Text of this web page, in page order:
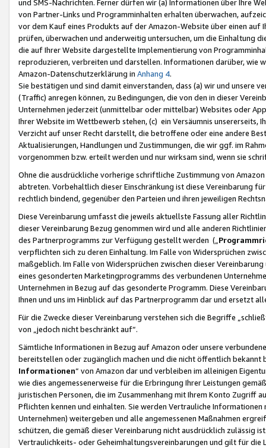
und SMS-Nachrichten. Ferner dürfen wir (a) Informationen über Ihre
von Partner-Links und Programminhalten erhalten überwachen,
vor dem Kauf eines Produkts auf der Amazon-Website über einen
prüfen, überwachen und anderweitig untersuchen, um die Einhaltung
die auf Ihrer Website dargestellte Implementierung von
reproduzieren, verbreiten und darstellen. Informationen darüber, wie
Amazon-Datenschutzerklärung in Anhang 4.
Sie bestätigen und sind damit einverstanden, dass (a) wir und
(Traffic) anregen können, zu Bedingungen, die von den in dieser
Unternehmen jederzeit (unmittelbar oder mittelbar) Websites oder
Ihrer Website im Wettbewerb stehen, (c) ein Versäumnis unsererseits,
Verzicht auf unser Recht darstellt, die betroffene oder eine andere
Aktualisierungen, Handlungen und Zustimmungen, die wir ggf. im
vorgenommen bzw. erteilt werden und nur wirksam sind, wenn sie
Ohne die ausdrückliche vorherige schriftliche Zustimmung von
abtreten. Vorbehaltlich dieser Einschränkung ist diese Vereinbarung
rechtlich bindend, gegenüber den Parteien und ihren jeweiligen
Diese Vereinbarung umfasst die jeweils aktuellste Fassung aller
dieser Vereinbarung Bezug genommen wird und alle anderen
des Partnerprogramms zur Verfügung gestellt werden („
verpflichten sich zu deren Einhaltung. Im Falle von Widersprüchen
maßgeblich. Im Falle von Widersprüchen zwischen dieser
eines gesonderten Marketingprogramms des verbundenen
Unternehmen in Bezug auf das gesonderte Programm. Diese
Ihnen und uns im Hinblick auf das Partnerprogramm dar und ersetzt
Für die Zwecke dieser Vereinbarung verstehen sich die Begriffe
von „jedoch nicht beschränkt auf“.
Sämtliche Informationen in Bezug auf Amazon oder unsere
bereitstellen oder zugänglich machen und die nicht öffentlich
Informationen“ von Amazon dar und verbleiben im alleinigen
wie dies angemessenerweise für die Erbringung Ihrer Leistungen
juristischen Personen, die im Zusammenhang mit Ihrem Konto
Pflichten kennen und einhalten. Sie werden Vertrauliche
Unternehmen) weitergeben und alle angemessenen Maßnahmen
schützen, die gemäß dieser Vereinbarung nicht ausdrücklich zulässig
Vertraulichkeits- oder Geheimhaltungsvereinbarungen und gilt für die